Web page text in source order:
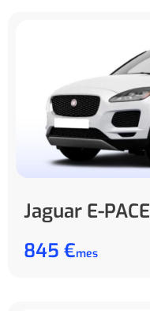
Jaguar E-PACE
845 €mes